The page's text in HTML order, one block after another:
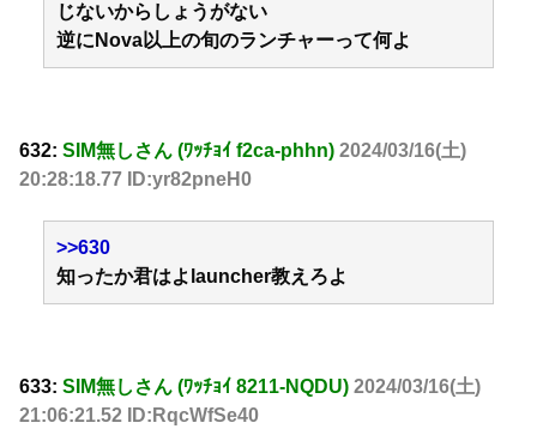
じないからしょうがない
逆にNova以上の旬のランチャーって何よ
632: SIM無しさん (ﾜｯﾁｮｲ f2ca-phhn) 2024/03/16(土)
20:28:18.77 ID:yr82pneH0
>>630
知ったか君はよlauncher教えろよ
633: SIM無しさん (ﾜｯﾁｮｲ 8211-NQDU) 2024/03/16(土)
21:06:21.52 ID:RqcWfSe40